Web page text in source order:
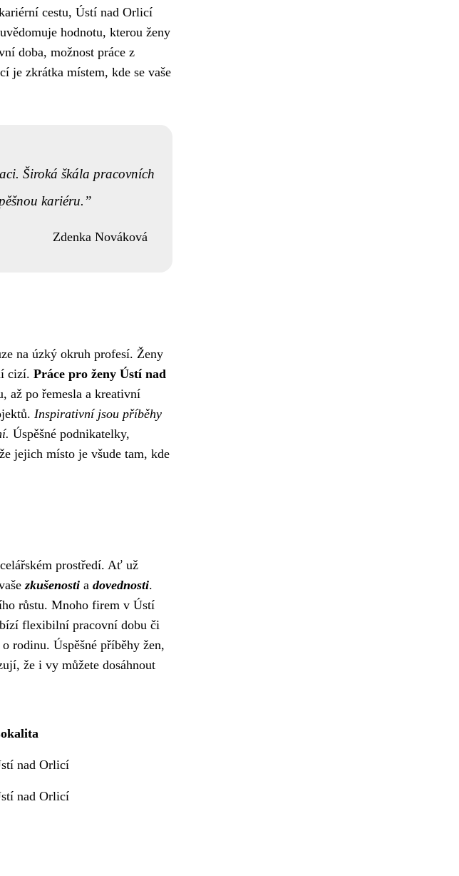
cestu, Ústí nad Orlicí
hodnotu, kterou ženy
doba, možnost práce z
je zkrátka místem, kde se vaše
Široká škála pracovních
kariéru.
Zdenka Nováková
na úzký okruh profesí. Ženy
cizí. Práce pro ženy Ústí nad
až po řemesla a kreativní
Inspirativní jsou příběhy
Úspěšné podnikatelky,
jejich místo je všude tam, kde
prostředí. Ať už
zkušenosti a dovednosti.
růstu. Mnoho firem v Ústí
flexibilní pracovní dobu či
rodinu. Úspěšné příběhy žen,
že i vy můžete dosáhnout
nad Orlicí
nad Orlicí